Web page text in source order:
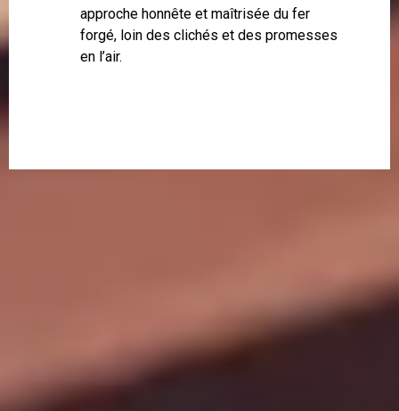
approche honnête et maîtrisée du fer
forgé, loin des clichés et des promesses
en l’air.